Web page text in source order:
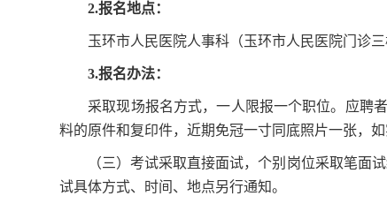
2.报名地点：
玉环市人民医院人事科（玉环市人民医院门诊
3.报名办法：
采取现场报名方式，一人限报一个职位。应聘
料的原件和复印件，近期免冠一寸同底照片一张，
（三）考试采取直接面试，个别岗位采取笔面
试具体方式、时间、地点另行通知。